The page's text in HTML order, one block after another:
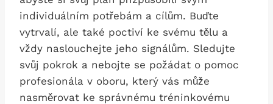
individuálním potřebám a cílům. Buďte
vytrvalí, ale také poctiví⁣ ke svému tělu a
vždy naslouchejte jeho ⁣signálům. Sledujte
svůj pokrok a nebojte se požádat o pomoc
profesionála v oboru, ⁤který vás může​
nasměrovat ke správnému tréninkovému